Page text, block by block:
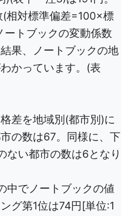
相対標準偏差=100×標
ートブックの変動係数
果、ノートブックの地
かっています。(表
差を地域別(都市別)に
の数は67。同様に、下
ない都市の数は6となり
中でノートブックの値
グ第1位は74円[単位:1